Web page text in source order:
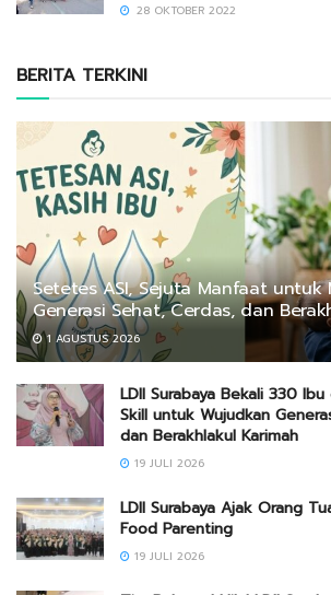
28 OKTOBER 2022
BERITA TERKINI
Setetes ASI, Sejuta Manfaat untuk
Generasi Sehat, Cerdas, dan
1 AGUSTUS 2026
LDII Surabaya Bekali 330
Skill untuk Wujudkan
dan Berakhlakul Karimah
19 JULI 2026
LDII Surabaya Ajak Orang
Food Parenting
19 JULI 2026